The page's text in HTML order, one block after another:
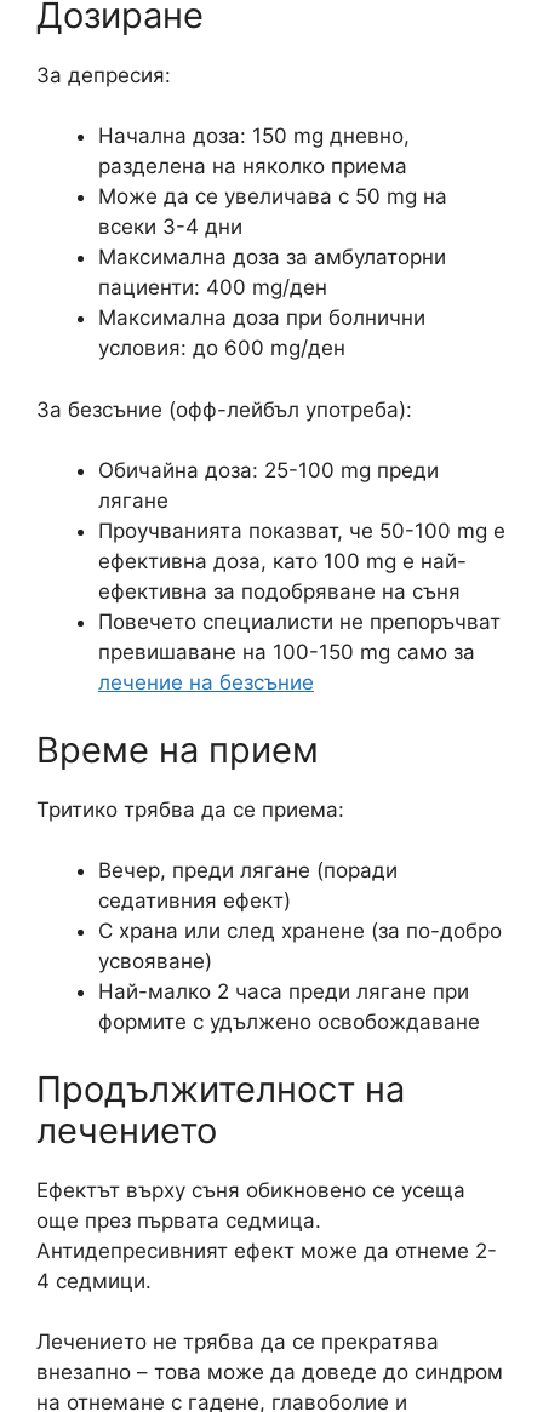
Дозиране
За депресия:
Начална доза: 150 mg дневно,
разделена на няколко приема
Може да се увеличава с 50 mg на
всеки 3-4 дни
Максимална доза за амбулаторни
пациенти: 400 mg/ден
Максимална доза при болнични
условия: до 600 mg/ден
За безсъние (офф-лейбъл употреба):
Обичайна доза: 25-100 mg преди
лягане
Проучванията показват, че 50-100 mg е
ефективна доза, като 100 mg е най-
ефективна за подобряване на съня
Повечето специалисти не препоръчват
превишаване на 100-150 mg само за
лечение на безсъние
Време на прием
Тритико трябва да се приема:
Вечер, преди лягане (поради
седативния ефект)
С храна или след хранене (за по-добро
усвояване)
Най-малко 2 часа преди лягане при
формите с удължено освобождаване
Продължителност на
лечението
Ефектът върху съня обикновено се усеща
още през първата седмица.
Антидепресивният ефект може да отнеме 2-
4 седмици.
Лечението не трябва да се прекратява
внезапно – това може да доведе до синдром
на отнемане с гадене, главоболие и